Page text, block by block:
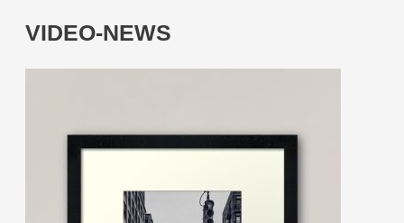
VIDEO-NEWS